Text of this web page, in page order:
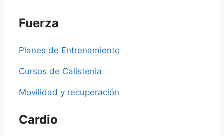
Fuerza
Planes de Entrenamiento
Cursos de Calistenia
Movilidad y recuperación
Cardio